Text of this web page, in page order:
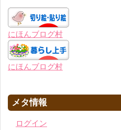
にほんブログ村
にほんブログ村
メタ情報
ログイン